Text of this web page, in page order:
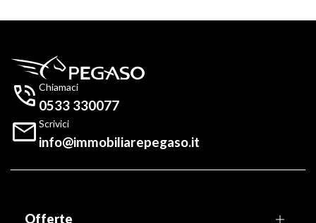
 Chiamaci
0533 330077
 Scrivici
info@immobiliarepegaso.it
Offerte